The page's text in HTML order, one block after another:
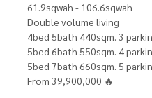
61.9sqwah - 106.6sqwah
Double volume living
4bed 5bath 440sqm. 3
5bed 6bath 550sqm. 4
5bed 7bath 660sqm. 5
From 39,900,000 🔥